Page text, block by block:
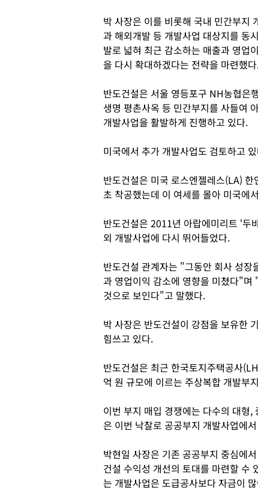
박 사장은 이를 비롯해 국내 민간부지
과 해외개발 등 개발사업 대상지를 동
발로 넓혀 최근 감소하는 매출과 영업
을 다시 확대하겠다는 전략을 마련했
반도건설은 서울 영등포구 NH농협은
생명 평촌사옥 등 민간부지를 사들여
개발사업을 활발하게 진행하고 있다.
미국에서 추가 개발사업도 검토하고
반도건설은 미국 로스엔젤레스(LA)
초 착공했는데 이 여세를 몰아 미국에
반도건설은 2011년 아랍에미리트 ‘두
외 개발사업에 다시 뛰어들었다.
반도건설 관계자는 "그동안 회사 성장
과 영업이익 감소에 영향을 미쳤다"며
것으로 보인다"고 말했다.
박 사장은 반도건설이 강점을 보유한
힘쓰고 있다.
반도건설은 최근 한국토지주택공사
억 원 규모에 이르는 주상복합 개발부
이번 부지 매입 경쟁에는 다수의 대형
은 이번 낙찰로 공공부지 개발사업에
박현일 사장은 기존 공공부지 중심에
건설 수익성 개선의 토대를 마련할 수
는 개발사업은 도급공사보다 자금이